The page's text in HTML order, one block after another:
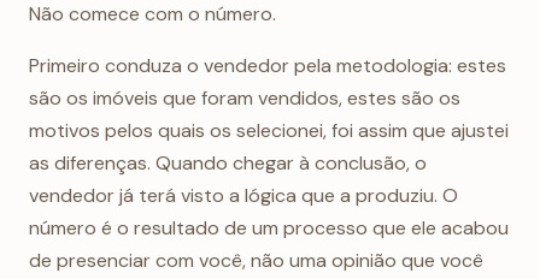
Não comece com o número.
Primeiro conduza o vendedor pela metodologia: estes
são os imóveis que foram vendidos, estes são os
motivos pelos quais os selecionei, foi assim que ajustei
as diferenças. Quando chegar à conclusão, o
vendedor já terá visto a lógica que a produziu. O
número é o resultado de um processo que ele acabou
de presenciar com você, não uma opinião que você